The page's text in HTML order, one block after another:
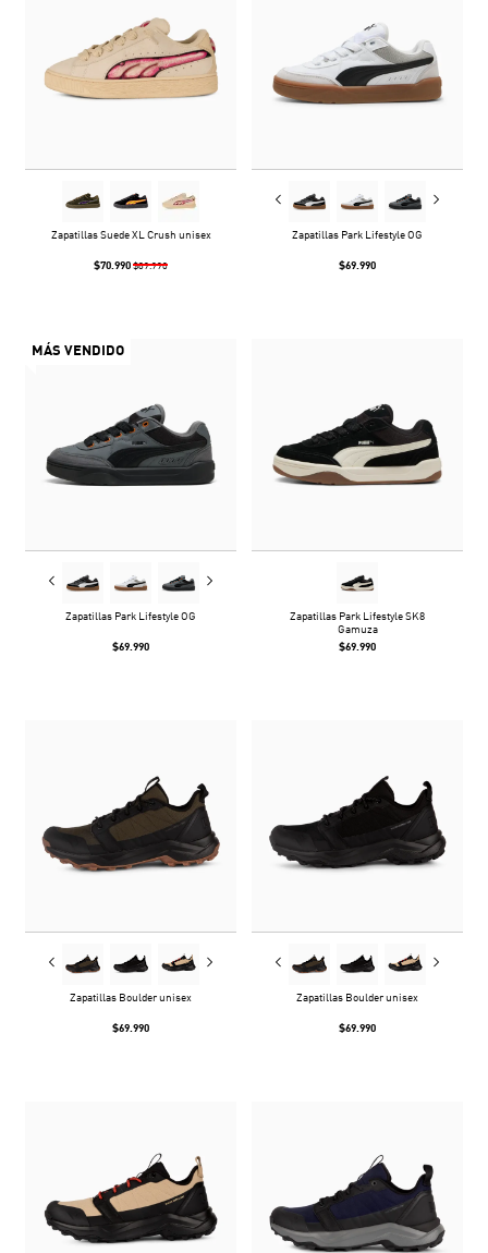
Zapatillas Suede XL Crush unisex
$70.990 $89.990
Zapatillas Park Lifestyle OG
$69.990
MÁS VENDIDO
Zapatillas Park Lifestyle OG
$69.990
Zapatillas Park Lifestyle SK8
Gamuza
$69.990
Zapatillas Boulder unisex
$69.990
Zapatillas Boulder unisex
$69.990